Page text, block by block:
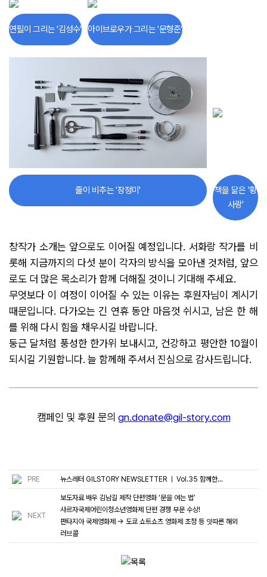
연필이 그리는 '김성수' 아이브로우가 그리는 '문형준'
줄이 비추는 '장정미'
책을 닮은 '황
사랑'
창작가 소개는 앞으로도 이어질 예정입니다. 서화랑 작가를 비
롯해 지금까지의 다섯 분이 각자의 방식을 모아낸 것처럼, 앞으
로도 더 많은 목소리가 함께 더해질 것이니 기대해 주세요.
무엇보다 이 여정이 이어질 수 있는 이유는 후원자님이 계시기
때문입니다. 다가오는 긴 연휴 동안 마음껏 쉬시고, 남은 한 해
를 위해 다시 힘을 채우시길 바랍니다.
둥근 달처럼 풍성한 한가위 보내시고, 건강하고 평안한 10월이
되시길 기원합니다. 늘 함께해 주셔서 진심으로 감사드립니다.
캠페인 및 후원 문의 gn.donate@gil-story.com
PRE 뉴스레터 GILSTORY NEWSLETTER ㅣ Vol.35 함께한...
NEXT
보도자료 배우 김남길 제작 단편영화 ‘문을 여는 법’
샤르자국제어린이청소년영화제 단편 경쟁 부문 수상!
판타지아 국제영화제 → 도쿄 쇼트쇼츠 영화제 초청 등 잇따른 해외
러브콜